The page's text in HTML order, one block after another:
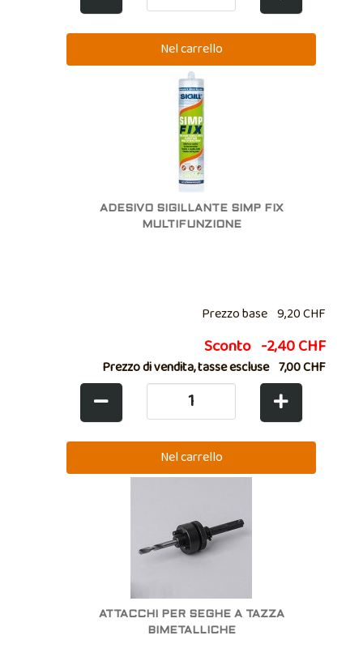
ADESIVO SIGILLANTE SIMP FIX
MULTIFUNZIONE
Prezzo base 9,20 CHF
Sconto -2,40 CHF
Prezzo di vendita, tasse escluse 7,00 CHF
ATTACCHI PER SEGHE A TAZZA
BIMETALLICHE